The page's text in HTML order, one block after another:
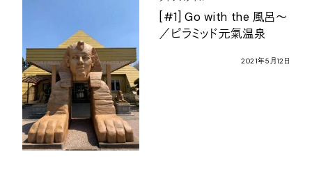
[#1] Go with the風呂〜
／ピラミッド元氣温泉
2021年5 月 12日